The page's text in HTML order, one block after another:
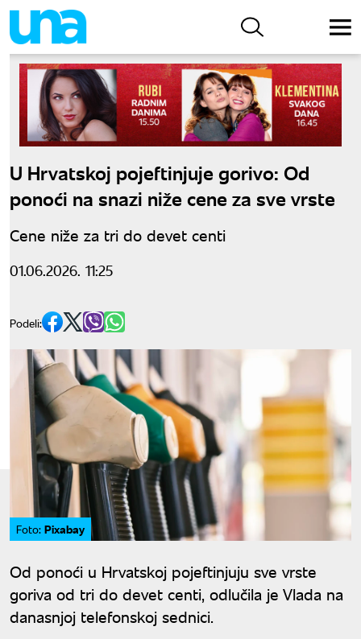
U Hrvatskoj pojeftinjuje gorivo: Od
ponoći na snazi niže cene za sve vrste
Cene niže za tri do devet centi
01.06.2026. 11:25
Podeli:
Foto: Pixabay
Od ponoći u Hrvatskoj pojeftinjuju sve vrste
goriva od tri do devet centi, odlučila je Vlada na
danasnjoj telefonskoj sednici.